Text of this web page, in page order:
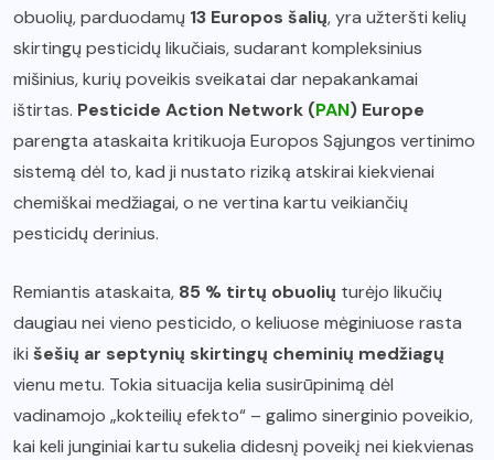
obuolių, parduodamų 13 Europos šalių, yra užteršti kelių
skirtingų pesticidų likučiais, sudarant kompleksinius
mišinius, kurių poveikis sveikatai dar nepakankamai
ištirtas. Pesticide Action Network (PAN) Europe
parengta ataskaita kritikuoja Europos Sąjungos vertinimo
sistemą dėl to, kad ji nustato riziką atskirai kiekvienai
chemiškai medžiagai, o ne vertina kartu veikiančių
pesticidų derinius.
Remiantis ataskaita, 85 % tirtų obuolių turėjo likučių
daugiau nei vieno pesticido, o keliuose mėginiuose rasta
iki šešių ar septynių skirtingų cheminių medžiagų
vienu metu. Tokia situacija kelia susirūpinimą dėl
vadinamojo „kokteilių efekto“ – galimo sinerginio poveikio,
kai keli junginiai kartu sukelia didesnį poveikį nei kiekvienas